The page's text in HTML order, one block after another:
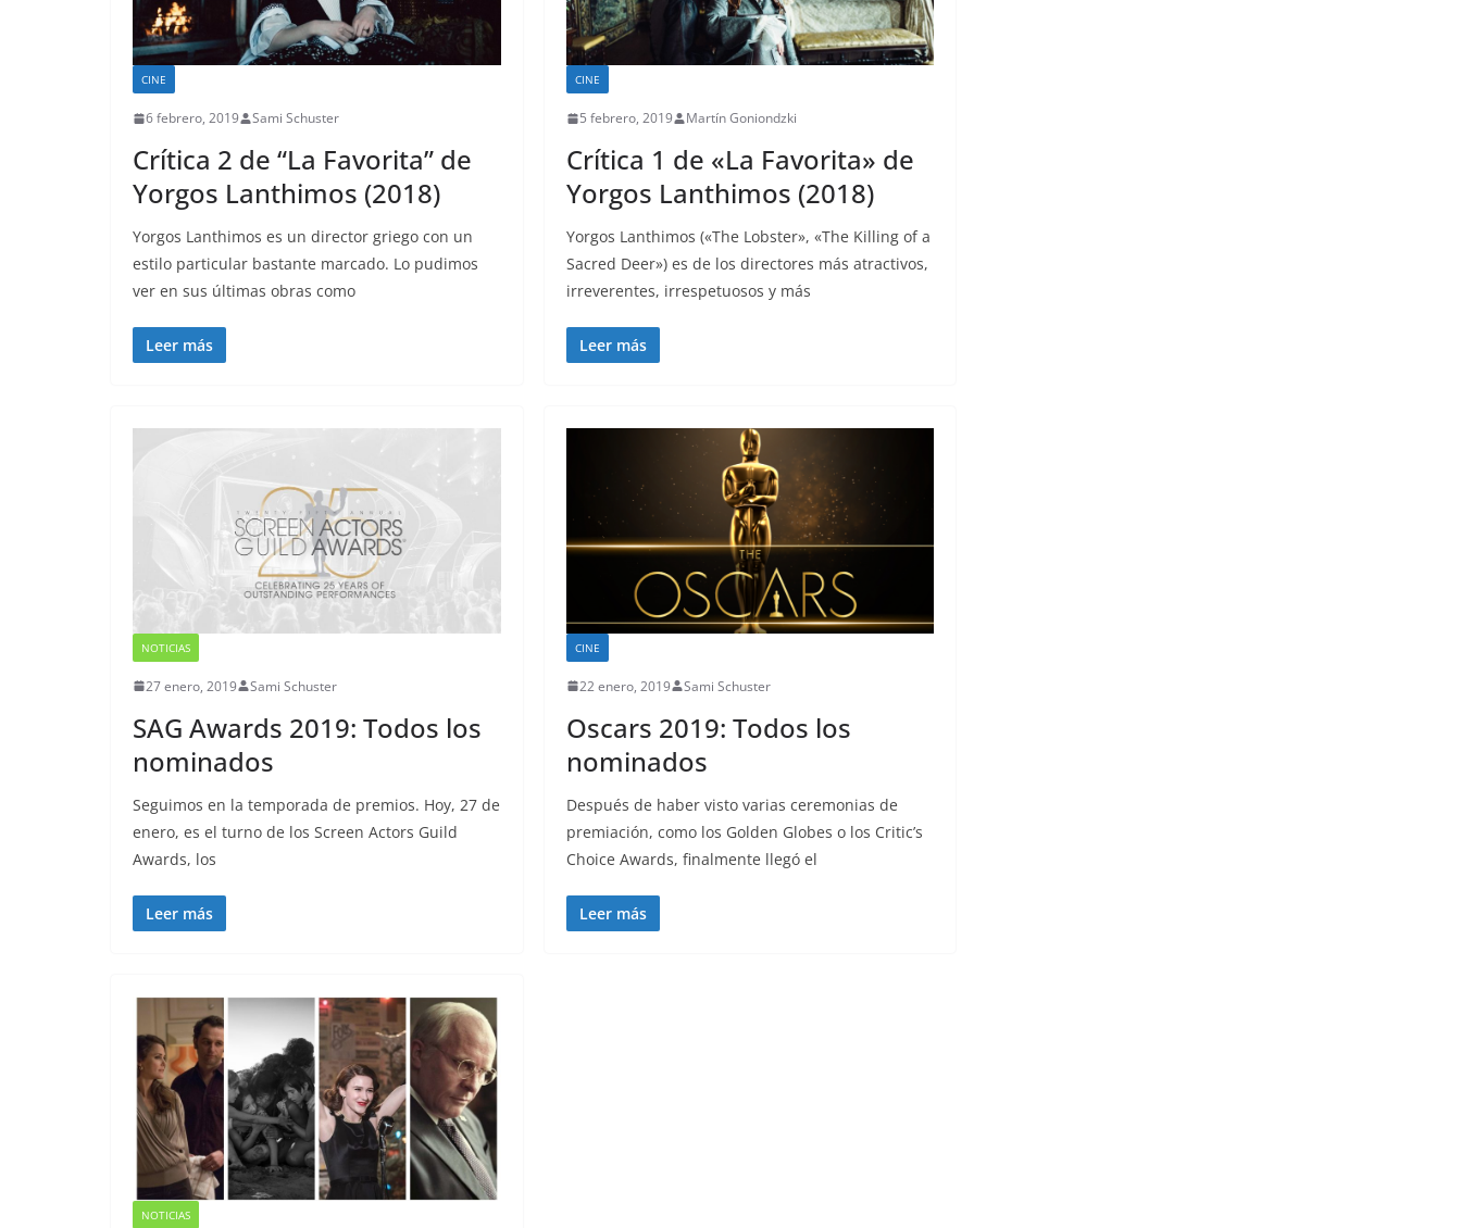
CINE
6 febrero, 2019 Sami Schuster
Crítica 2 de “La Favorita” de
Yorgos Lanthimos (2018)
Yorgos Lanthimos es un director griego con un
estilo particular bastante marcado. Lo pudimos
ver en sus últimas obras como
Leer más
CINE
5 febrero, 2019 Martín Goniondzki
Crítica 1 de «La Favorita» de
Yorgos Lanthimos (2018)
Yorgos Lanthimos («The Lobster», «The Killing of a
Sacred Deer») es de los directores más atractivos,
irreverentes, irrespetuosos y más
Leer más
NOTICIAS
27 enero, 2019 Sami Schuster
SAG Awards 2019: Todos los
nominados
Seguimos en la temporada de premios. Hoy, 27 de
enero, es el turno de los Screen Actors Guild
Awards, los
Leer más
CINE
22 enero, 2019 Sami Schuster
Oscars 2019: Todos los
nominados
Después de haber visto varias ceremonias de
premiación, como los Golden Globes o los Critic’s
Choice Awards, finalmente llegó el
Leer más
NOTICIAS